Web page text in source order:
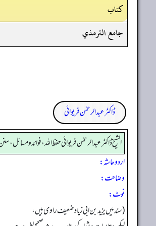
کتاب
جامع الترمذي
ڈاکٹر عبدالرحمٰن فریوائی
الشیخ ڈاکٹر عبد الرحمٰن فریوائی حفظ اللہ، فوائد و مسائل،
اردو حاشہ:
وضاحت:
نوٹ:
(سند میں یزید بن ابی زیاد ضعیف راوی ہیں،